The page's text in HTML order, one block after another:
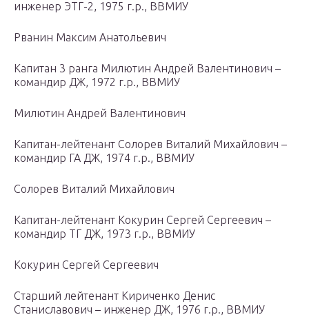
инженер ЭТГ-2, 1975 г.р., ВВМИУ
Рванин Максим Анатольевич
Капитан 3 ранга Милютин Андрей Валентинович –
командир ДЖ, 1972 г.р., ВВМИУ
Милютин Андрей Валентинович
Капитан-лейтенант Солорев Виталий Михайлович –
командир ГА ДЖ, 1974 г.р., ВВМИУ
Солорев Виталий Михайлович
Капитан-лейтенант Кокурин Сергей Сергеевич –
командир ТГ ДЖ, 1973 г.р., ВВМИУ
Кокурин Сергей Сергеевич
Старший лейтенант Кириченко Денис
Станиславович – инженер ДЖ, 1976 г.р., ВВМИУ